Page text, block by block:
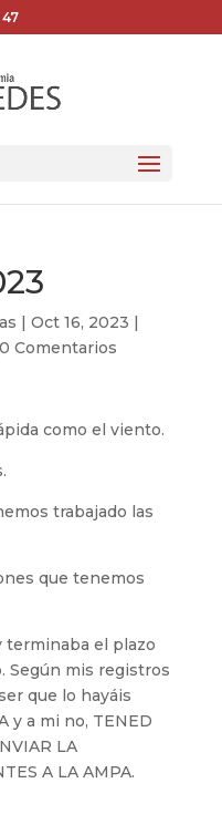
| Oct 16, 2023 |
0 Comentarios
como el viento.
trabajado las
que tenemos
terminaba el plazo
Según mis registros
que lo hayáis
y a mi no, TENED
LA
A LA AMPA.